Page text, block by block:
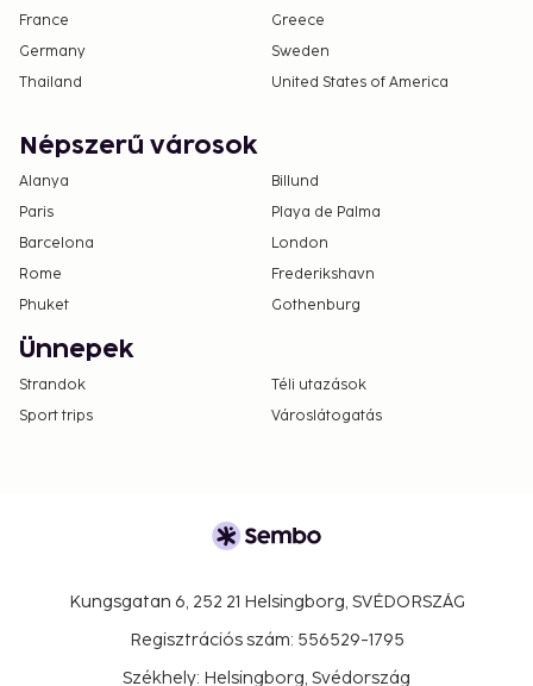
France
Greece
Germany
Sweden
Thailand
United States of America
Népszerű városok
Alanya
Billund
Paris
Playa de Palma
Barcelona
London
Rome
Frederikshavn
Phuket
Gothenburg
Ünnepek
Strandok
Téli utazások
Sport trips
Városlátogatás
Kungsgatan 6, 252 21 Helsingborg, SVÉDORSZÁG
Regisztrációs szám: 556529-1795
Székhely: Helsingborg, Svédország